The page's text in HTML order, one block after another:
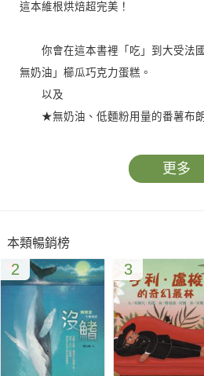
這本維根烘焙超完美！
你會在這本書裡「吃」到大受法國
無奶油」櫛瓜巧克力蛋糕。
以及
★無奶油、低麵粉用量的番薯布朗
★用紅栗南瓜取代奶油與糖的巧克
★以菠菜來製作的香草千層蛋糕
如同作者所說的：「這本書將會帶
慾、驚奇的內容，好好享受吧！」
不要猶豫了，這麼創新的作法，一
更多
本類暢銷榜
2 3